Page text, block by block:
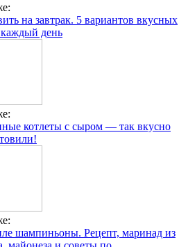
на завтрак. 5 вариантов вкусных
каждый день
котлеты с сыром — так вкусно
шампиньоны. Рецепт, маринад из